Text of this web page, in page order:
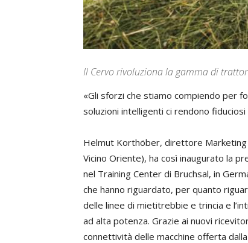
Il Cervo rivoluziona la gamma di
«Gli sforzi che stiamo compiendo per
soluzioni intelligenti ci rendono
Helmut Korthöber, direttore Marketing
Vicino Oriente), ha così inaugurato la
nel Training Center di Bruchsal, in
che hanno riguardato, per quanto
delle linee di mietitrebbie e trincia e
ad alta potenza. Grazie ai nuovi
connettività delle macchine offerta